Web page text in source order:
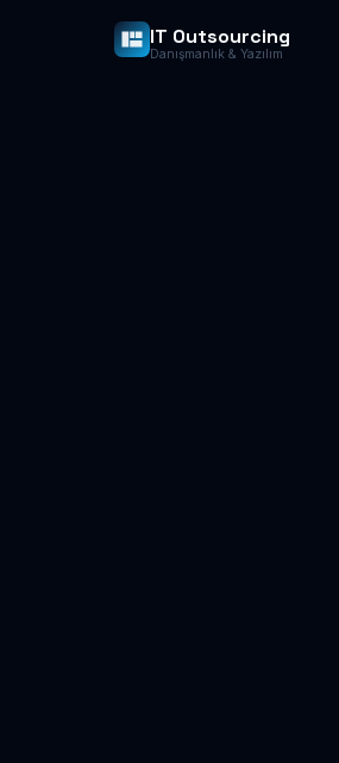
IT Outsourcing
Danışmanlık & Yazılım